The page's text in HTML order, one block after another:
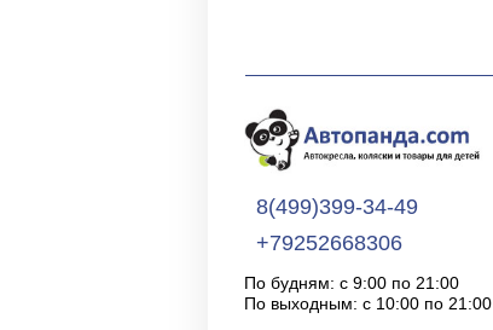
8(499)399-34-49
+79252668306
По будням: с 9:00 по 21:00
По выходным: с 10:00 по 21:00